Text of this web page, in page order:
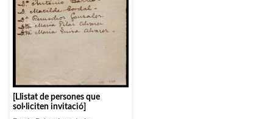
[Llistat de persones que
sol·liciten invitació]